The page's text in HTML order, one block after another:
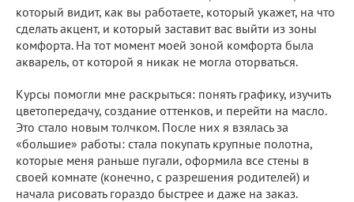
который видит, как вы работаете, который укажет, на что
сделать акцент, и который заставит вас выйти из зоны
комфорта. На тот момент моей зоной комфорта была
акварель, от которой я никак не могла оторваться.
Курсы помогли мне раскрыться: понять графику, изучить
цветопередачу, создание оттенков, и перейти на масло.
Это стало новым толчком. После них я взялась за
«большие» работы: стала покупать крупные полотна,
которые меня раньше пугали, оформила все стены в
своей комнате (конечно, с разрешения родителей) и
начала рисовать гораздо быстрее и даже на заказ.